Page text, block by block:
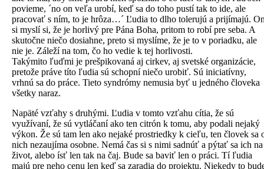
povieme, ´no on veľa urobí, keď sa do toho pustí tak to ide, ale
pracovať s ním, to je hrôza…´ Ľudia to dlho tolerujú a prijímajú.
si myslí si, že je horlivý pre Pána Boha, pritom to robí pre seba. A
skutočne niečo dosiahne, preto si myslíme, že je to v poriadku, ale
nie je. Záleží na tom, čo ho vedie k tej horlivosti.
Takýmito ľuďmi je prešpikovaná aj cirkev, aj svetské organizácie,
pretože práve títo ľudia sú schopní niečo urobiť. Sú iniciatívny,
vrhnú sa do práce. Tieto syndrómy nemusia byť u jedného človeka
všetky naraz.
Napäté vzťahy s druhými. Ľudia v tomto vzťahu cítia, že sú
využívaní, že sú vytláčaní ako ten citrón k tomu, aby podali nejaký
výkon. Že sú tam len ako nejaké prostriedky k cieľu, ten človek sa
nich nezaujíma osobne. Nemá čas si s nimi sadnúť a pýtať sa ich na
život, alebo ísť len tak na čaj. Bude sa baviť len o práci. Tí ľudia
majú pre neho cenu len keď sa zaradia do projektu. Niekedy to